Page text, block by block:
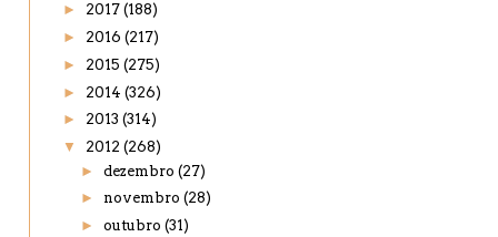
► 2017 (188)
► 2016 (217)
► 2015 (275)
► 2014 (326)
► 2013 (314)
▼ 2012 (268)
► dezembro (27)
► novembro (28)
► outubro (31)